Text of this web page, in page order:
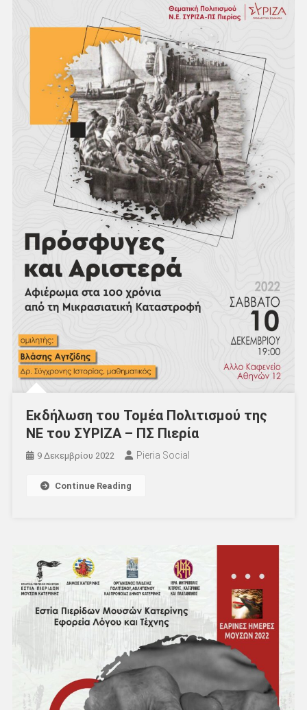
Εκδήλωση του Τομέα Πολιτισμού της
ΝΕ του ΣΥΡΙΖΑ – ΠΣ Πιερία
9 Δεκεμβρίου 2022 Pieria Social
Continue Reading